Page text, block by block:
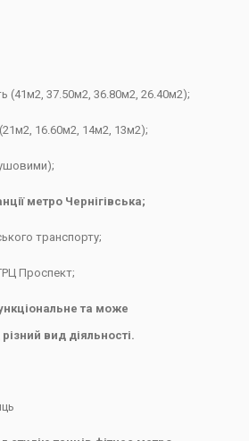
(41м2, 37.50м2, 36.80м2, 26.40м2);
16.60м2, 14м2, 13м2);
метро Чернігівська;
транспорту;
Проспект;
та може
вид діяльності.